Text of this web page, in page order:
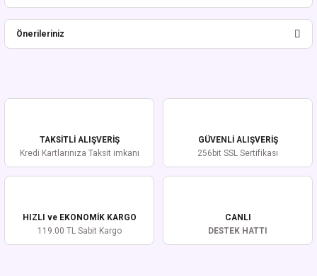
Bu ürüne ilk yorumu siz yapın!
Önerileriniz
Ürün resmi kalitesiz, bozuk veya görüntülenemiyor.
Ürün fiyatı diğer sitelerden daha pahalı.
Bu ürüne benzer farklı alternatifler olmalı.
TAKSİTLİ ALIŞVERİŞ
Kredi Kartlarınıza Taksit imkanı
GÜVENLİ ALIŞVERİŞ
256bit SSL Sertifikası
HIZLI ve EKONOMİK KARGO
119.00 TL Sabit Kargo
CANLI
DESTEK HATTI